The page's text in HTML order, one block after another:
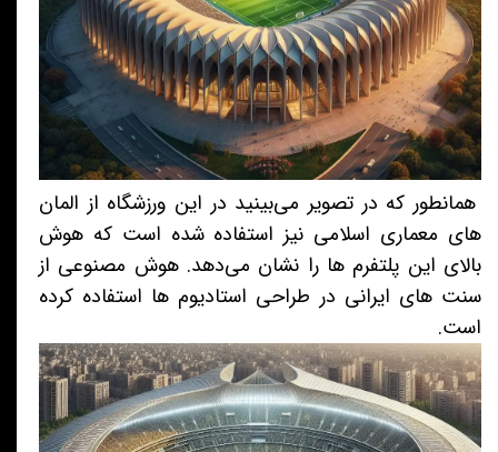
همانطور که در تصویر می‌بینید در این ورزشگاه از المان
های معماری اسلامی نیز استفاده شده است که هوش
بالای این پلتفرم ها را نشان می‌دهد. هوش مصنوعی از
سنت های ایرانی در طراحی استادیوم ها استفاده کرده
است.